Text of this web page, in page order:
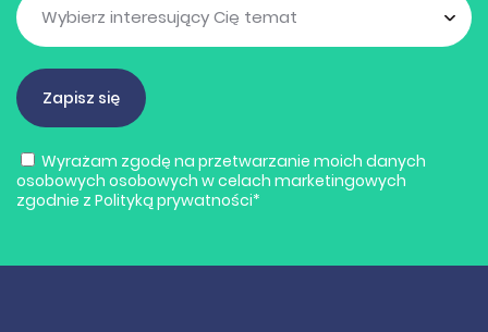
Wyrażam zgodę na przetwarzanie moich danych
osobowych osobowych w celach marketingowych
zgodnie z Polityką prywatności*